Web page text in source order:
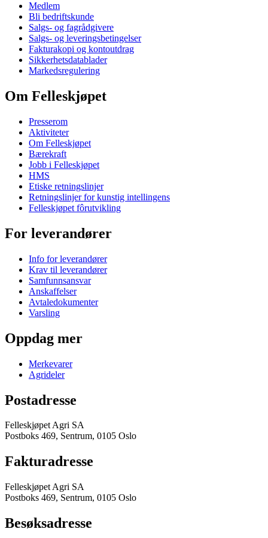
Medlem
Bli bedriftskunde
Salgs- og fagrådgivere
Salgs- og leveringsbetingelser
Fakturakopi og kontoutdrag
Sikkerhetsdatablader
Markedsregulering
Om Felleskjøpet
Presserom
Aktiviteter
Om Felleskjøpet
Bærekraft
Jobb i Felleskjøpet
HMS
Etiske retningslinjer
Retningslinjer for kunstig intellingens
Felleskjøpet fôrutvikling
For leverandører
Info for leverandører
Krav til leverandører
Samfunnsansvar
Anskaffelser
Avtaledokumenter
Varsling
Oppdag mer
Merkevarer
Agrideler
Postadresse
Felleskjøpet Agri SA
Postboks 469, Sentrum, 0105 Oslo
Fakturadresse
Felleskjøpet Agri SA
Postboks 469, Sentrum, 0105 Oslo
Besøksadresse